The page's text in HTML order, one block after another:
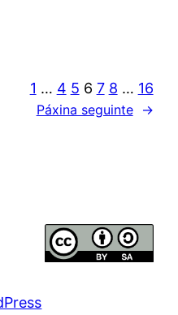
1 … 4 5 6 7 8 … 16
Páxina seguinte →